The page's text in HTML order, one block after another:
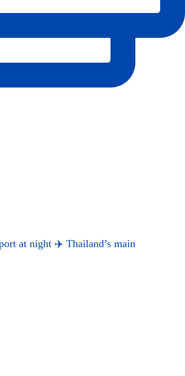
at night ✈️ Thailand’s main